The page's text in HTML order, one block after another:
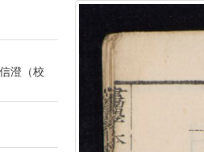
澄（校